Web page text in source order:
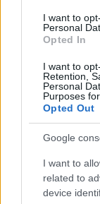
I want to
Personal
Opted In
I want to
Retention,
Personal
Purposes
Opted Out
Google
I want to
related to
device